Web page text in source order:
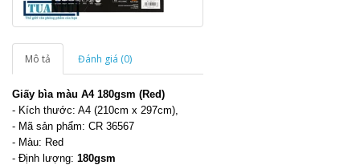
Mô tả Đánh giá (0)
Giấy bìa màu A4 180gsm (Red)
- Kích thước: A4 (210cm x 297cm),
- Mã sản phẩm: CR 36567
- Màu: Red
- Định lượng: 180gsm